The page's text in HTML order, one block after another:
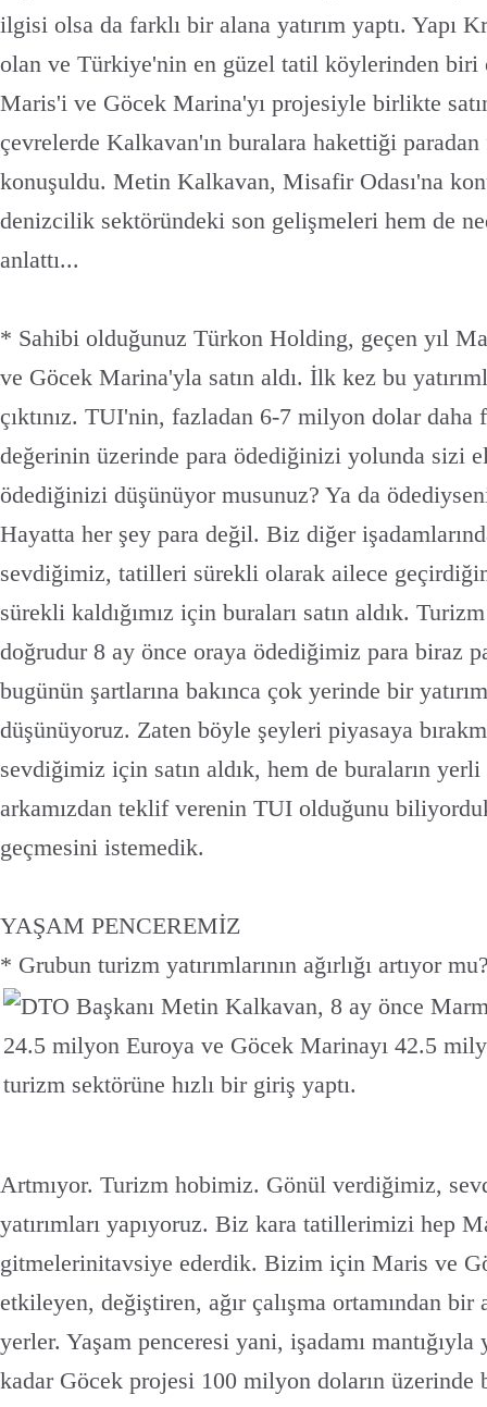
ilgisi olsa da farklı bir alana yatırım yaptı. Yapı
olan ve Türkiye'nin en güzel tatil köylerinden
Maris'i ve Göcek Marina'yı projesiyle birlikte
çevrelerde Kalkavan'ın buralara hakettiği paradan
konuşuldu. Metin Kalkavan, Misafir Odası'na
denizcilik sektöründeki son gelişmeleri hem de
anlattı...
* Sahibi olduğunuz Türkon Holding, geçen yıl
ve Göcek Marina'yla satın aldı. İlk kez bu
çıktınız. TUI'nin, fazladan 6-7 milyon dolar
değerinin üzerinde para ödediğinizi yolunda sizi
ödediğinizi düşünüyor musunuz? Ya da
Hayatta her şey para değil. Biz diğer
sevdiğimiz, tatilleri sürekli olarak ailece
sürekli kaldığımız için buraları satın aldık.
doğrudur 8 ay önce oraya ödediğimiz para biraz
bugünün şartlarına bakınca çok yerinde bir
düşünüyoruz. Zaten böyle şeyleri piyasaya
sevdiğimiz için satın aldık, hem de buraların
arkamızdan teklif verenin TUI olduğunu
geçmesini istemedik.
YAŞAM PENCEREMİZ
* Grubun turizm yatırımlarının ağırlığı artıyor
Artmıyor. Turizm hobimiz. Gönül verdiğimiz,
yatırımları yapıyoruz. Biz kara tatillerimizi hep
gitmelerinitavsiye ederdik. Bizim için Maris ve
etkileyen, değiştiren, ağır çalışma ortamından bir
yerler. Yaşam penceresi yani, işadamı mantığıyla
kadar Göcek projesi 100 milyon doların